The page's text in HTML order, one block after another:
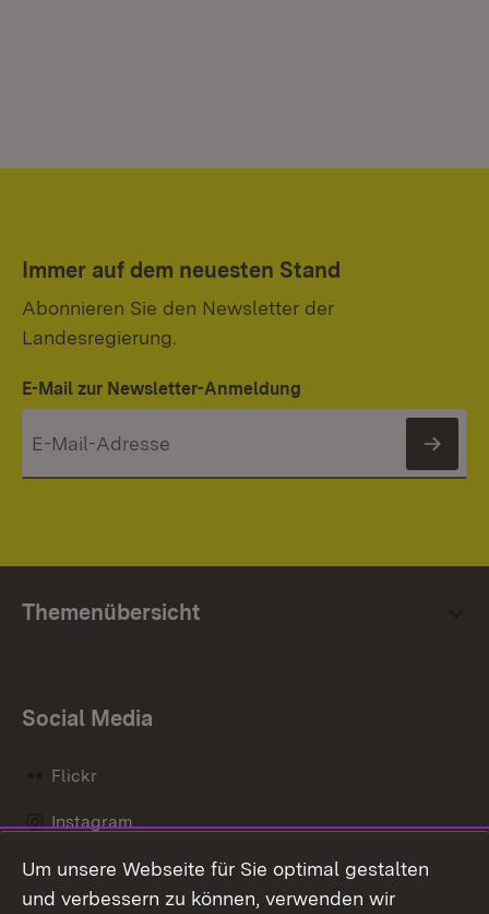
Immer auf dem neuesten Stand
Abonnieren Sie den Newsletter der
Landesregierung.
E-Mail zur Newsletter-Anmeldung
Themenübersicht
Social Media
Flickr
Instagram
Social Wall
Um unsere Webseite für Sie optimal gestalten
und verbessern zu können, verwenden wir